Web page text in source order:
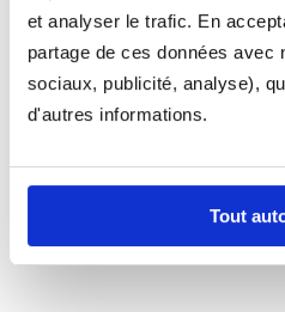
et analyser le trafic. En
partage de ces données avec
sociaux, publicité, analyse),
d'autres informations.
Tout